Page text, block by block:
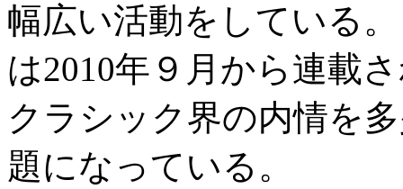
幅広い活動をしている。
は2010年９月から連載
クラシック界の内情を
題になっている。